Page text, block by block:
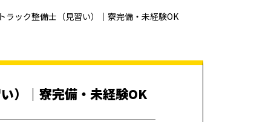
ック整備士（見習い）｜寮完備・未経験OK
）｜寮完備・未経験OK